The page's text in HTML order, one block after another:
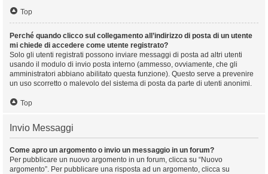
Top
Perché quando clicco sul collegamento all’indirizzo di posta di un utente
mi chiede di accedere come utente registrato?
Solo gli utenti registrati possono inviare messaggi di posta ad altri utenti
usando il modulo di invio posta interno (ammesso, ovviamente, che gli
amministratori abbiano abilitato questa funzione). Questo serve a prevenire
un uso scorretto o malevolo del sistema di posta da parte di utenti anonimi.
Top
Invio Messaggi
Come apro un argomento o invio un messaggio in un forum?
Per pubblicare un nuovo argomento in un forum, clicca su “Nuovo
argomento”. Per pubblicare una risposta ad un argomento, clicca su